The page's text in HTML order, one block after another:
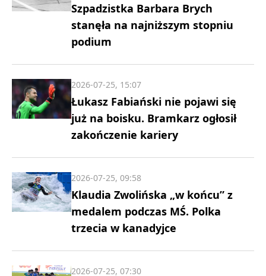
Szpadzistka Barbara Brych
stanęła na najniższym stopniu
podium
Łukasz Fabiański nie pojawi się
już na boisku. Bramkarz ogłosił
zakończenie kariery
2026-07-25, 15:07
Klaudia Zwolińska „w końcu” z
medalem podczas MŚ. Polka
trzecia w kanadyjce
2026-07-25, 09:58
2026-07-25, 07:30